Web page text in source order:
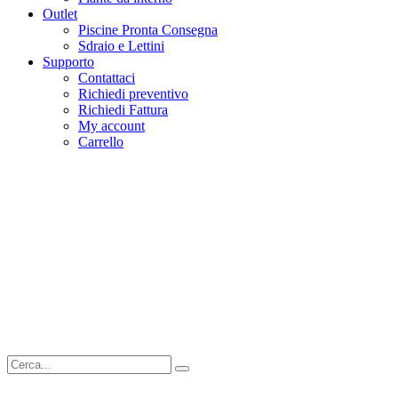
Outlet
Piscine Pronta Consegna
Sdraio e Lettini
Supporto
Contattaci
Richiedi preventivo
Richiedi Fattura
My account
Carrello